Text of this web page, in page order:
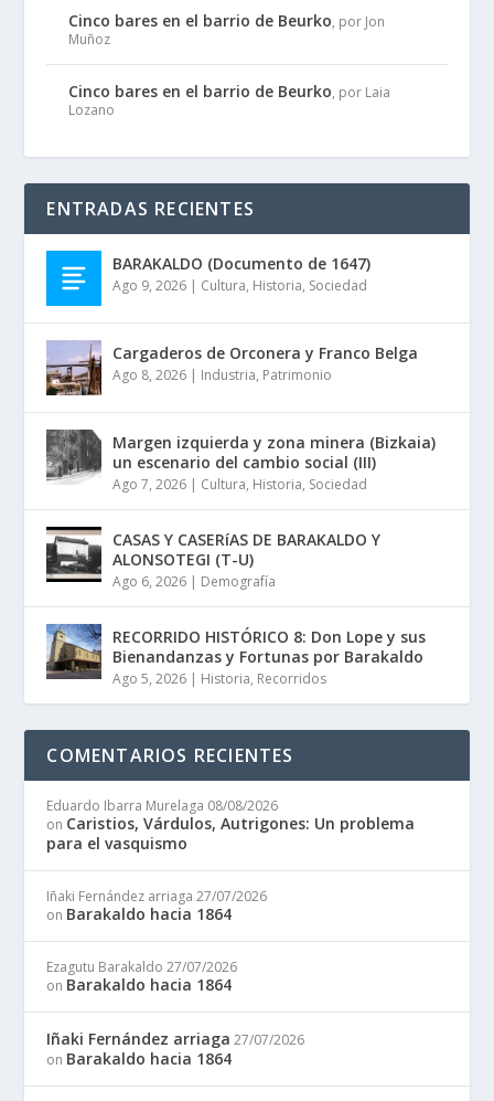
Cinco bares en el barrio de Beurko, por Jon
Muñoz
Cinco bares en el barrio de Beurko, por Laia
Lozano
ENTRADAS RECIENTES
BARAKALDO (Documento de 1647)
Ago 9, 2026 | Cultura, Historia, Sociedad
Cargaderos de Orconera y Franco Belga
Ago 8, 2026 | Industria, Patrimonio
Margen izquierda y zona minera (Bizkaia)
un escenario del cambio social (III)
Ago 7, 2026 | Cultura, Historia, Sociedad
CASAS Y CASERíAS DE BARAKALDO Y
ALONSOTEGI (T-U)
Ago 6, 2026 | Demografía
RECORRIDO HISTÓRICO 8: Don Lope y sus
Bienandanzas y Fortunas por Barakaldo
Ago 5, 2026 | Historia, Recorridos
COMENTARIOS RECIENTES
Eduardo Ibarra Murelaga 08/08/2026
on Caristios, Várdulos, Autrigones: Un problema
para el vasquismo
Iñaki Fernández arriaga 27/07/2026
on Barakaldo hacia 1864
Ezagutu Barakaldo 27/07/2026
on Barakaldo hacia 1864
Iñaki Fernández arriaga 27/07/2026
on Barakaldo hacia 1864